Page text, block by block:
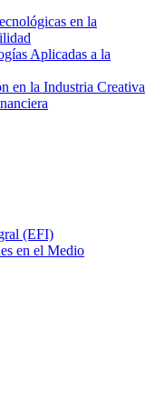
en la
Aplicadas a la
en la Industria Creativa
(EFI)
en el Medio